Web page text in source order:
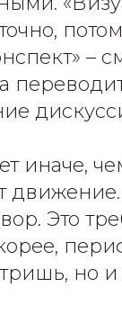
–
иначе,
Это
но